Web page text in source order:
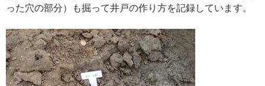
った穴の部分）も掘って井戸の作り方を記録しています。